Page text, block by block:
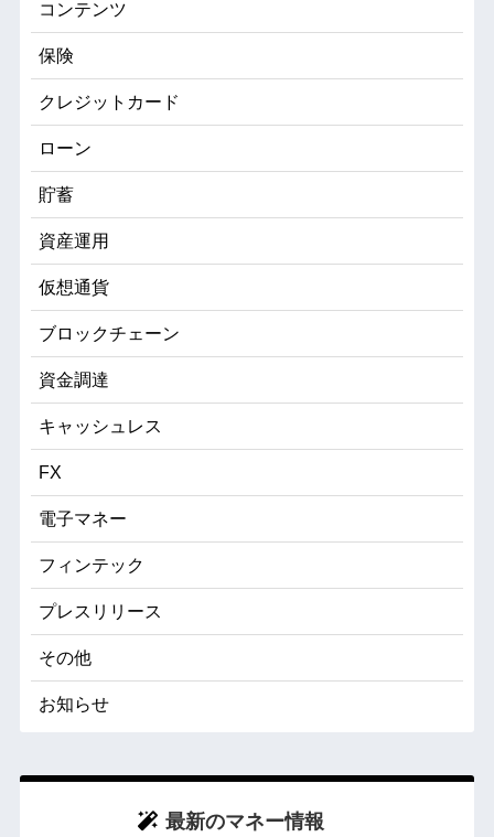
コンテンツ
保険
クレジットカード
ローン
貯蓄
資産運用
仮想通貨
ブロックチェーン
資金調達
キャッシュレス
FX
電子マネー
フィンテック
プレスリリース
その他
お知らせ
最新のマネー情報